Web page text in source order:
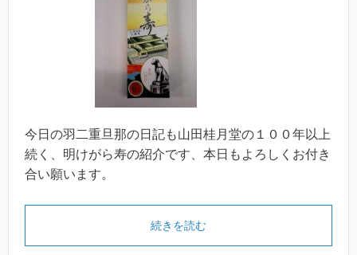
今日の羽二重旦那の日記も山田桂月堂の１００年以上
続く、明けがら寿の紹介です、本日もよろしくお付き
合い願います。
続きを読む